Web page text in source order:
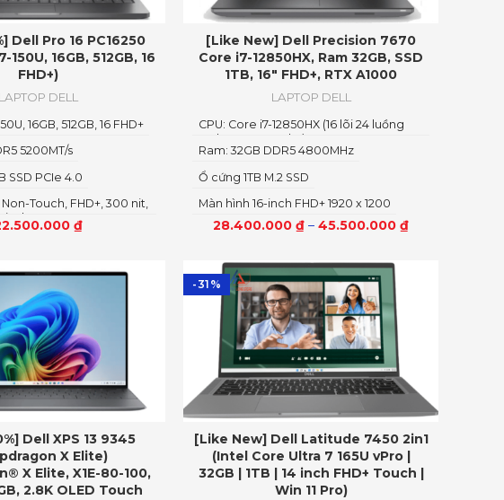
Dell Pro 16 PC16250
150U, 16GB, 512GB, 16
FHD+)
LAPTOP DELL
₫
Non-Touch, FHD+, 300 nit,
Glare
SSD PCIe 4.0
5200MT/s
16GB, 512GB, 16 FHD+
[Like New] Dell Precision 7670
Core i7-12850HX, Ram 32GB, SSD
1TB, 16″ FHD+, RTX A1000
LAPTOP DELL
28.400.000₫ –45.500.000₫
Màn hình 16-inch FHD+ 1920 x 1200
Ổ cứng 1TB M.2 SSD
Ram: 32GB DDR5 4800MHz
CPU: Core i7-12850HX (16 lõi 24 luồng
Turbo Max 4.8Ghz)
Dell XPS 13 9345
X Elite)
X Elite, X1E-80-100,
2.8K OLED Touch
-31%
[Like New] Dell Latitude 7450 2in1
(Intel Core Ultra 7 165U vPro |
32GB | 1TB | 14 inch FHD+ Touch |
Win 11 Pro)